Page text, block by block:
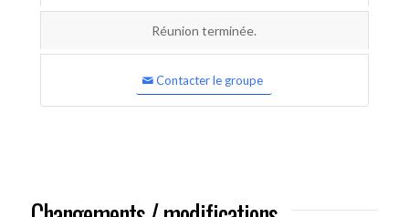
Réunion terminée.
Contacter le groupe